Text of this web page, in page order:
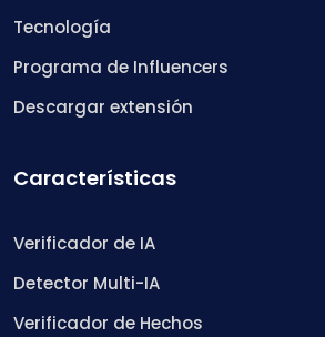
Tecnología
Programa de Influencers
Descargar extensión
Características
Verificador de IA
Detector Multi-IA
Verificador de Hechos